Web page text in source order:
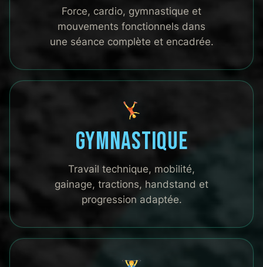
Force, cardio, gymnastique et
mouvements fonctionnels dans
une séance complète et encadrée.
Gymnastique
Travail technique, mobilité,
gainage, tractions, handstand et
progression adaptée.